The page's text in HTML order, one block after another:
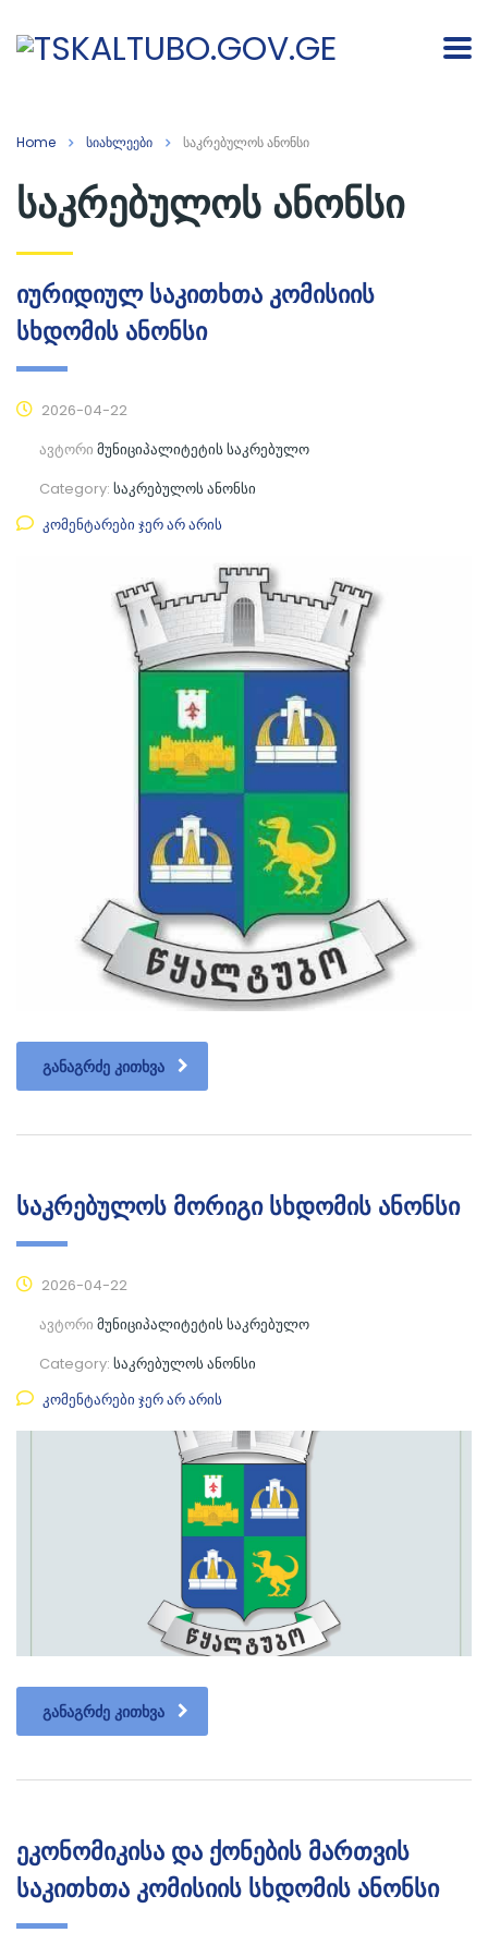
Home სიახლეები საკრებულოს ანონსი
საკრებულოს ანონსი
იურიდიულ საკითხთა კომისიის
სხდომის ანონსი
2026-04-22
ავტორი მუნიციპალიტეტის საკრებულო
Category: საკრებულოს ანონსი
კომენტარები ჯერ არ არის
ᲒᲐᲜᲐᲒᲠᲫᲔ ᲙᲘᲗᲮᲕᲐ
საკრებულოს მორიგი სხდომის ანონსი
2026-04-22
ავტორი მუნიციპალიტეტის საკრებულო
Category: საკრებულოს ანონსი
კომენტარები ჯერ არ არის
ᲒᲐᲜᲐᲒᲠᲫᲔ ᲙᲘᲗᲮᲕᲐ
ეკონომიკისა და ქონების მართვის
საკითხთა კომისიის სხდომის ანონსი